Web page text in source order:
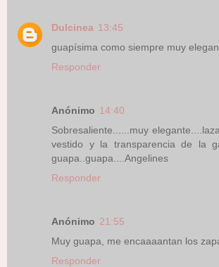
Dulcinea 13:45
guapísima como siempre muy
Responder
Anónimo 14:40
Sobresaliente......muy
vestido y la transparencia de la
guapa..guapa....Angelines
Responder
Anónimo 21:55
Muy guapa, me encaaaantan los
Responder